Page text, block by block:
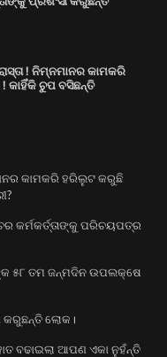
କାହିଁକି ଚୁପ ବସିଛନ୍ତି
ନାଗରିକ ମଞ୍ଚର
ପ୍ରଧାନଙ୍କ ୫୮ ତମ
ରକ୍ତଦାନ ଶିବିର।
ପ୍ରଶଂସା କରୁଛନ୍ତି
କାମକରି ହରିଲୁଟ କରୁଛି
କର୍ମକର୍ତ୍ତାଙ୍କୁ ପରିଚୟପତ୍ର
୫୮ ତମ ଜନ୍ମଦିନ ଉପଲକ୍ଷେ
କରୁଛନ୍ତି ଲୋକ।
ବଢାଇଲା ଆପଣ ଏକା ନୁହଁନ୍ତି